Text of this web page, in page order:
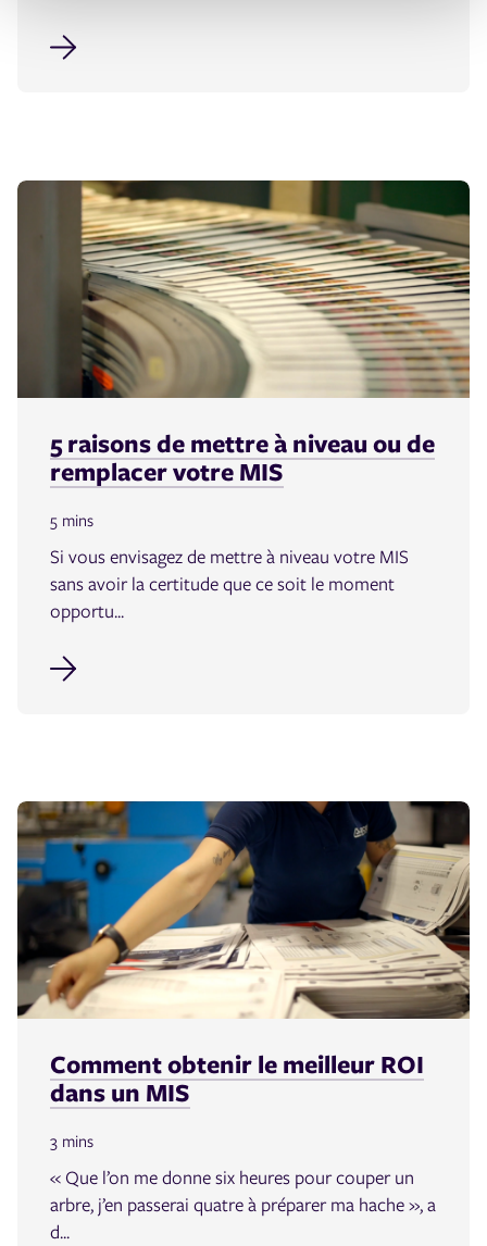
5 raisons de mettre à niveau ou de
remplacer votre MIS
5 mins
Si vous envisagez de mettre à niveau votre MIS
sans avoir la certitude que ce soit le moment
opportu...
Comment obtenir le meilleur ROI
dans un MIS
3 mins
« Que l’on me donne six heures pour couper un
arbre, j’en passerai quatre à préparer ma hache », a
d...